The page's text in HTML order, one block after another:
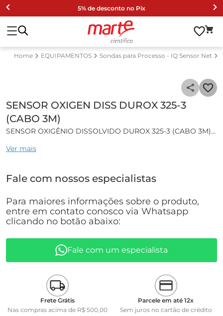
5% de desconto no Pix
EQUIPAMENTOS Sondas para Processo - IQ Sensor Net
SENSOR OXIGEN DISS DUROX 325-3
(CABO 3M)
SENSOR OXIGÊNIO DISSOLVIDO DUROX 325-3 (CABO 3M)
Características gerais:
integrado.
Especificações técnicas:
• Princípio de medição; sensor galvânico
OD: 0 ... 50 mg/l
%saturação: 0 ... 600 %
• Pressão parcial: 0 ... 1250 mbar
• Faixa de temperatura: 0 ... 40 °C (32 ... 104 °F)
• Sensor de temperatura acoplado: NTC 30 kohms à 25 °C /
77 °F
Ver mais
Fale com nossos especialistas
Para maiores informações sobre o produto,
entre em contato conosco via Whatsapp
clicando no botão abaixo:
Fale com um especialista
Frete Grátis
Nas compras acima de R$ 500,00
Parcele em até 12x
Sem juros no cartão de crédito